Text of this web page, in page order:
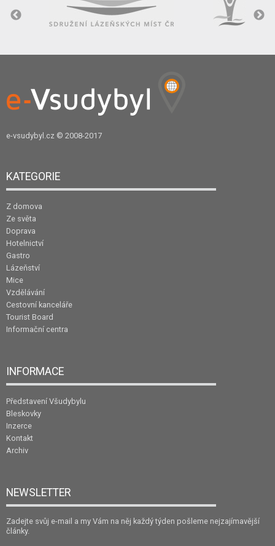
e-vsudybyl.cz © 2008-2017
KATEGORIE
Z domova
Ze světa
Doprava
Hotelnictví
Gastro
Lázeňství
Mice
Vzdělávání
Cestovní kanceláře
Tourist Board
Informační centra
INFORMACE
Představení Všudybylu
Bleskovky
Inzerce
Kontakt
Archiv
NEWSLETTER
Zadejte svůj e-mail a my Vám na něj každý týden pošleme nejzajímavější
články.